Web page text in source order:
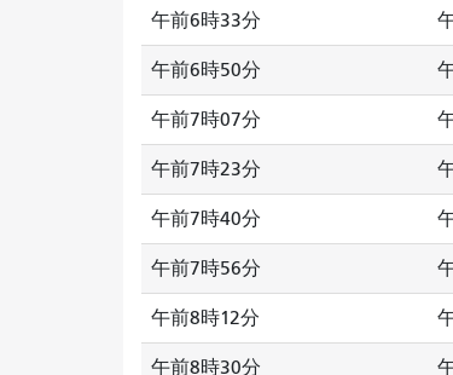
午前6時33分
午前6時50分
午前7時07分
午前7時23分
午前7時40分
午前7時56分
午前8時12分
午前8時30分